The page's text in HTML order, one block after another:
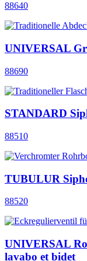
88640
UNIVERSAL
88690
STANDARD
88510
TUBULUR
88520
UNIVERSAL
lavabo et bidet